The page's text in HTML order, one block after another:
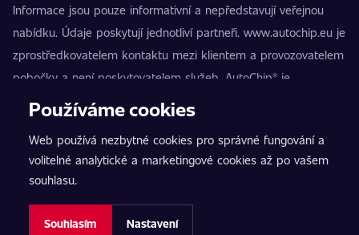
Informace jsou pouze informativní a nepředstavují veřejnou
nabídku. Údaje poskytují jednotliví partneři. www.autochip.eu je
zprostředkovatelem kontaktu mezi klientem a provozovatelem
pobočky a není poskytovatelem služeb. AutoChip® je
registrovaná ochranná známka Petra Kučery. Úpravy, které
nezpůsobilosti vozidla k provozu na pozemních komunikacích.
Přesné informace poskytuje vždy konkrétní provozovatel
pobočky.
Nastavení cookies
Používáme cookies
Web používá nezbytné cookies pro správné fungování a
volitelné analytické a marketingové cookies až po vašem
souhlasu.
Souhlasím Nastavení